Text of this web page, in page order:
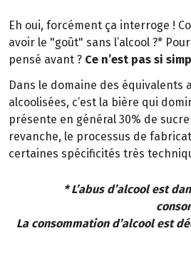
Eh oui, forcément ça interroge !
avoir le "goût" sans l’alcool ?*
pensé avant ? Ce n’est pas si
Dans le domaine des équivalents
alcoolisées, c’est la bière qui
présente en général 30% de
revanche, le processus de
certaines spécificités très
* L’abus d’alcool est
La consommation d’alcool est